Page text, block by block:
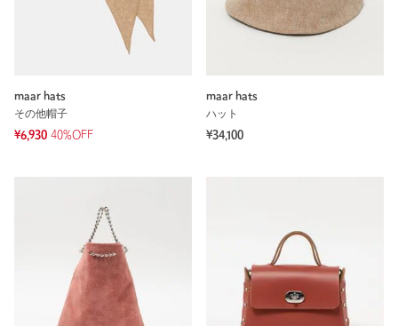
maar hats
その他帽子
¥6,930 40%OFF
maar hats
ハット
¥34,100